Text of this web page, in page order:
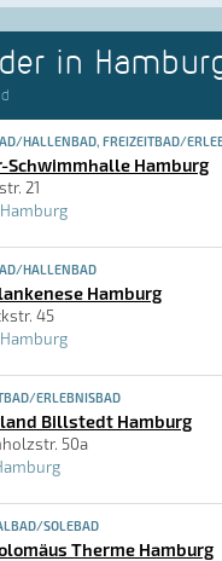
in
HALLENBAD, FREIZEITBAD/
Schwimmhalle Hamburg
21
Hamburg
HALLENBAD
Hamburg
45
Hamburg
ERLEBNISBAD
Billstedt Hamburg
50a
SOLEBAD
Therme Hamburg